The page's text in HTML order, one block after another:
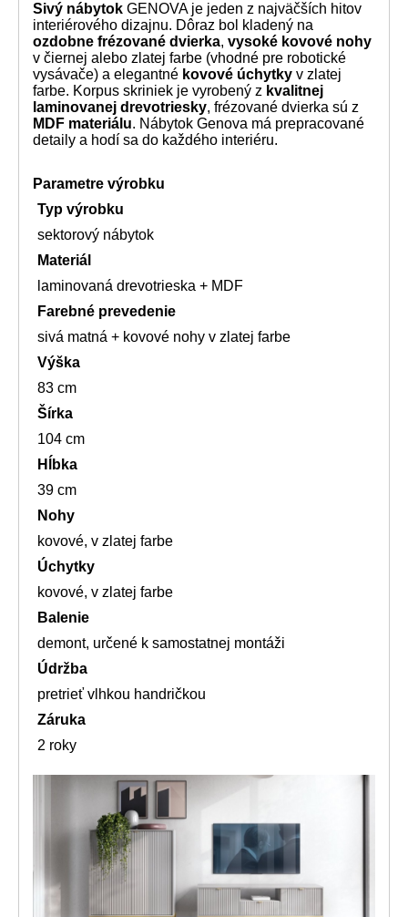
Sivý nábytok GENOVA je jeden z najväčších hitov
interiérového dizajnu. Dôraz bol kladený na
ozdobne frézované dvierka, vysoké kovové nohy
v čiernej alebo zlatej farbe (vhodné pre robotické
vysávače) a elegantné kovové úchytky v zlatej
farbe. Korpus skriniek je vyrobený z kvalitnej
laminovanej drevotriesky, frézované dvierka sú z
MDF materiálu. Nábytok Genova má prepracované
detaily a hodí sa do každého interiéru.
Parametre výrobku
Typ výrobku
sektorový nábytok
Materiál
laminovaná drevotrieska + MDF
Farebné prevedenie
sivá matná + kovové nohy v zlatej farbe
Výška
83 cm
Šírka
104 cm
Hĺbka
39 cm
Nohy
kovové, v zlatej farbe
Úchytky
kovové, v zlatej farbe
Balenie
demont, určené k samostatnej montáži
Údržba
pretrieť vlhkou handričkou
Záruka
2 roky